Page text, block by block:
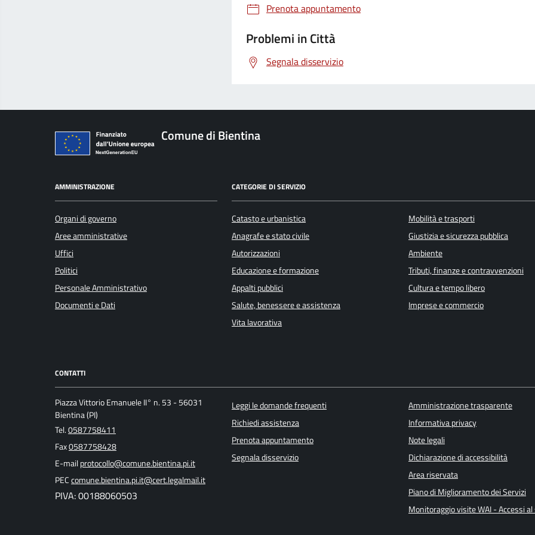
Prenota appuntamento
Problemi in Città
Segnala disservizio
Comune di Bientina
AMMINISTRAZIONE
Organi di governo
Aree amministrative
Uffici
Politici
Personale Amministrativo
Documenti e Dati
CATEGORIE DI SERVIZIO
Catasto e urbanistica
Anagrafe e stato civile
Autorizzazioni
Educazione e formazione
Appalti pubblici
Salute, benessere e assistenza
Vita lavorativa
Mobilità e trasporti
Giustizia e sicurezza pubblica
Ambiente
Tributi, finanze e contravvenzioni
Cultura e tempo libero
Imprese e commercio
CONTATTI
Piazza Vittorio Emanuele II° n. 53 - 56031
Bientina (PI)
Tel.0587758411
Fax0587758428
E-mailprotocollo@comune.bientina.pi.it
PECcomune.bientina.pi.it@cert.legalmail.it
PIVA: 00188060503
Leggi le domande frequenti
Richiedi assistenza
Prenota appuntamento
Segnala disservizio
Amministrazione trasparente
Informativa privacy
Note legali
Dichiarazione di accessibilità
Area riservata
Piano di Miglioramento dei Servizi
Monitoraggio visite WAI - Accessi